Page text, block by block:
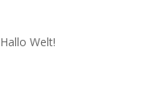
Hallo Welt!